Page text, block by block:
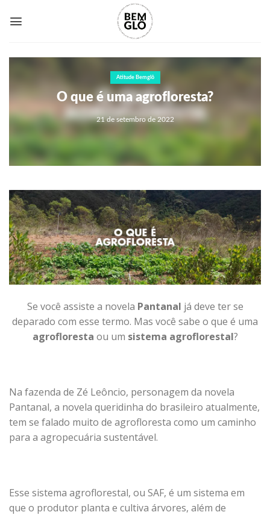
Atitude Bemglô
O que é uma agrofloresta?
21 de setembro de 2022
Se você assiste a novela Pantanal já deve ter se
deparado com esse termo. Mas você sabe o que é uma
agrofloresta ou um sistema agroflorestal?
Na fazenda de Zé Leôncio, personagem da novela
Pantanal, a novela queridinha do brasileiro atualmente,
tem se falado muito de agrofloresta como um caminho
para a agropecuária sustentável.
Esse sistema agroflorestal, ou SAF, é um sistema em
que o produtor planta e cultiva árvores, além de